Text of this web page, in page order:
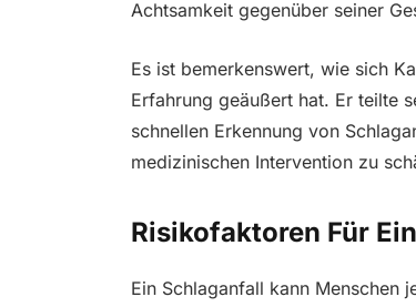
Achtsamkeit gegenüber seiner
Es ist bemerkenswert, wie sich
Erfahrung geäußert hat. Er teilte
schnellen Erkennung von
medizinischen Intervention zu
Risikofaktoren Für
Ein Schlaganfall kann Menschen